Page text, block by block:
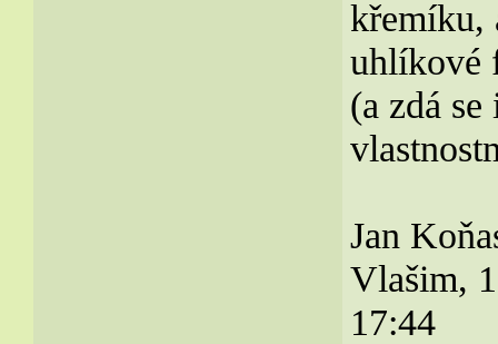
křemíku,
uhlíkové
(a zdá
Jan
Vlašim,
17:44